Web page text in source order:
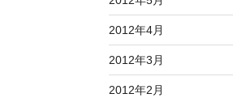
2012年4月
2012年3月
2012年2月